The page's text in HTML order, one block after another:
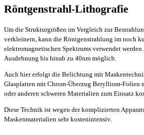
Röntgenstrahl-Lithografie
Um die Strukturgrößen im Vergleich zur
verkleinern, kann die Röntgenstrahlung im noch
elektromagnetischen Spektrums verwendet
Ausdehnung bis hinab zu 40nm möglich.
Auch hier erfolgt die Belichtung mit
Glasplatten mit Chrom-Überzug Berylliom-Folien
oder anderen schweren Materialien zum Einsatz
Diese Technik ist wegen der komplizierten
Maskenmaterialien sehr kostenintensiv.